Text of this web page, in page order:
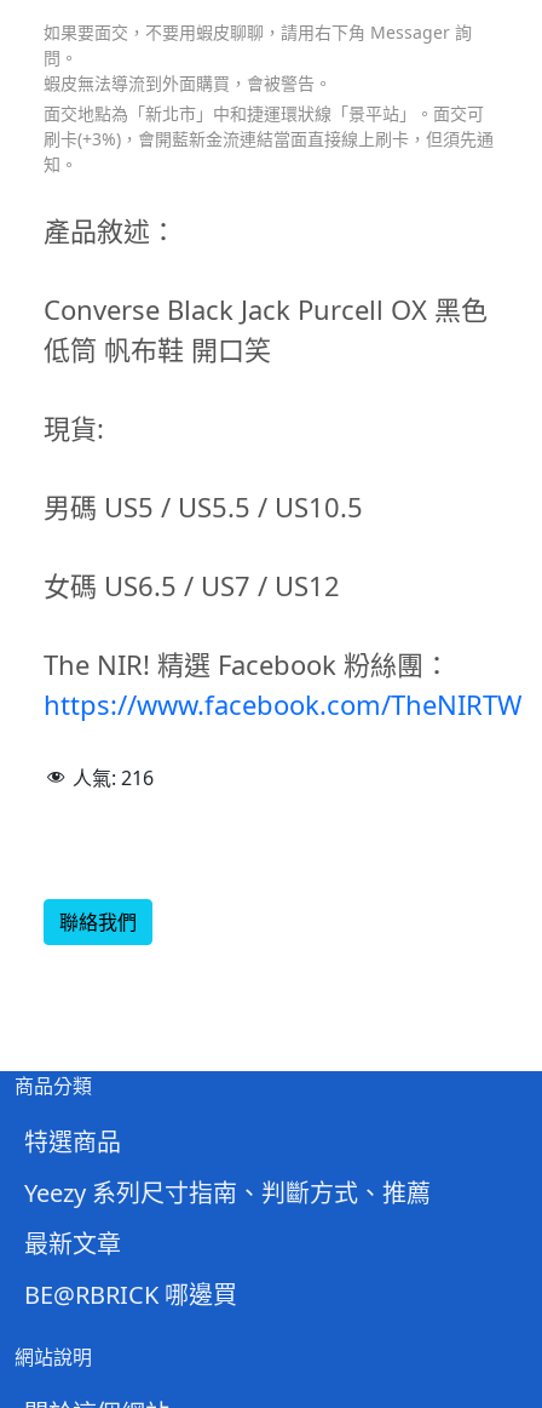
如果要面交，不要用蝦皮聊聊，請用右下角 Messager 詢
問。
蝦皮無法導流到外面購買，會被警告。
面交地點為「新北市」中和捷運環狀線「景平站」。面交可
刷卡(+3%)，會開藍新金流連結當面直接線上刷卡，但須先通
知。
產品敘述：
Converse Black Jack Purcell OX 黑色
低筒 帆布鞋 開口笑
現貨:
男碼 US5 / US5.5 / US10.5
女碼 US6.5 / US7 / US12
The NIR! 精選 Facebook 粉絲團：
https://www.facebook.com/TheNIRTW
人氣: 216
聯絡我們
商品分類
特選商品
Yeezy 系列尺寸指南、判斷方式、推薦
最新文章
BE@RBRICK 哪邊買
網站說明